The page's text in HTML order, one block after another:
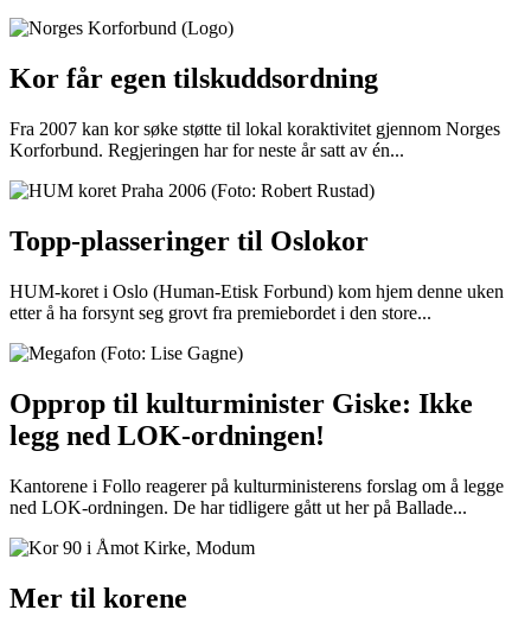
Kor får egen tilskuddsordning
Fra 2007 kan kor søke støtte til lokal koraktivitet gjennom Norges
Korforbund. Regjeringen har for neste år satt av én...
Topp-plasseringer til Oslokor
HUM-koret i Oslo (Human-Etisk Forbund) kom hjem denne uken
etter å ha forsynt seg grovt fra premiebordet i den store...
Opprop til kulturminister Giske: Ikke
legg ned LOK-ordningen!
Kantorene i Follo reagerer på kulturministerens forslag om å legge
ned LOK-ordningen. De har tidligere gått ut her på Ballade...
Mer til korene